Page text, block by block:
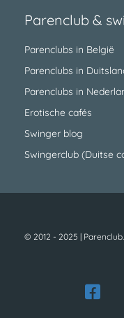
Parenclub &
Parenclubs in België
Parenclubs in
Parenclubs in
Erotische cafés
Swinger blog
Swingerclub (Duitse
© 2012 - 2025 |